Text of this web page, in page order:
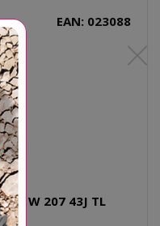
EAN: 023088
W 207 43J TL